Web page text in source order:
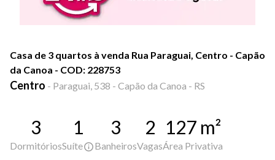
Casa de 3 quartos à venda Rua Paraguai, Centro - Capão
da Canoa - COD: 228753
Centro - Paraguai, 538 - Capão da Canoa - RS
3
Dormitórios
1
Suíte
3
Banheiros
2
Vagas
127 m²
Área Privativa